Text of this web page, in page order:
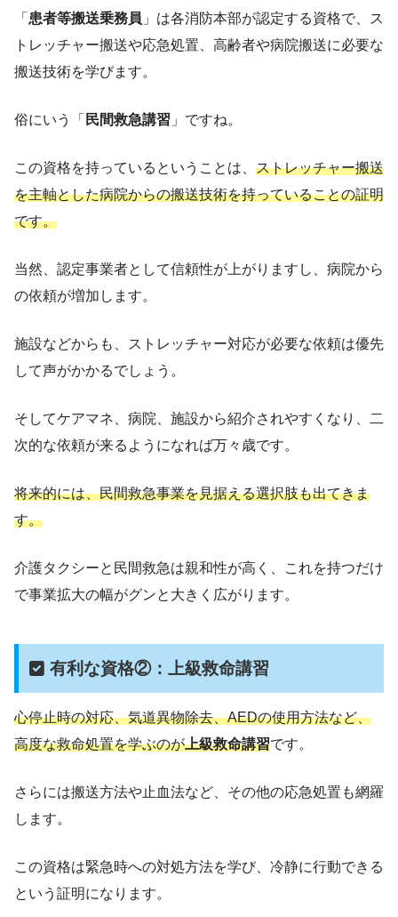
「 患者等搬送乗務員 」は各消防本部が認定する資格で、ス
トレッチャー搬送や応急処置、高齢者や病院搬送に必要な
搬送技術を学びます。
俗にいう「 民間救急講習 」ですね。
この資格を持っているということは、 ストレッチャー搬送
を主軸とした病院からの搬送技術を持っていることの証明
です。
当然、認定事業者として信頼性が上がりますし、病院から
の依頼が増加します。
施設などからも、ストレッチャー対応が必要な依頼は優先
して声がかかるでしょう。
そしてケアマネ、病院、施設から紹介されやすくなり、二
次的な依頼が来るようになれば万々歳です。
将来的には、民間救急事業を見据える選択肢も出てきま
す。
介護タクシーと民間救急は親和性が高く、これを持つだけ
で事業拡大の幅がグンと大きく広がります。
有利な資格②：上級救命講習
心停止時の対応、気道異物除去、AEDの使用方法など、
高度な救命処置を学ぶのが上級救命講習です。
さらには搬送方法や止血法など、その他の応急処置も網羅
します。
この資格は緊急時への対処方法を学び、冷静に行動できる
という証明になります。